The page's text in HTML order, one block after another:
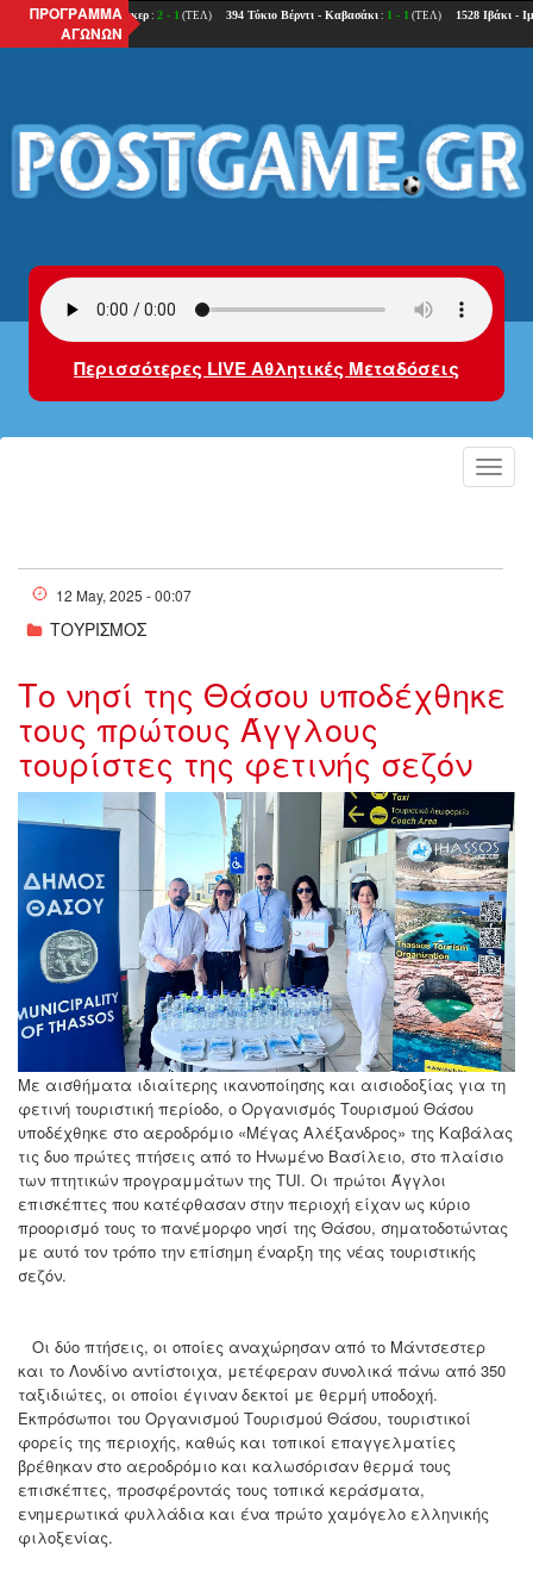
ΠΡΟΓΡΑΜΜΑ
ΑΓΩΝΩΝ
Περισσότερες LIVE Αθλητικές Μεταδόσεις
12 May, 2025 - 00:07
ΤΟΥΡΙΣΜΟΣ
Το νησί της Θάσου υποδέχθηκε
τους πρώτους Άγγλους
τουρίστες της φετινής σεζόν
w05-1043562.jpeg
Με αισθήματα ιδιαίτερης ικανοποίησης και αισιοδοξίας για τη
φετινή τουριστική περίοδο, ο Οργανισμός Τουρισμού Θάσου
υποδέχθηκε στο αεροδρόμιο «Μέγας Αλέξανδρος» της Καβάλας
τις δυο πρώτες πτήσεις από το Ηνωμένο Βασίλειο, στο πλαίσιο
των πτητικών προγραμμάτων της TUI. Οι πρώτοι Άγγλοι
επισκέπτες που κατέφθασαν στην περιοχή είχαν ως κύριο
προορισμό τους το πανέμορφο νησί της Θάσου, σηματοδοτώντας
με αυτό τον τρόπο την επίσημη έναρξη της νέας τουριστικής
σεζόν.
Οι δύο πτήσεις, οι οποίες αναχώρησαν από το Μάντσεστερ
και το Λονδίνο αντίστοιχα, μετέφεραν συνολικά πάνω από 350
ταξιδιώτες, οι οποίοι έγιναν δεκτοί με θερμή υποδοχή.
Εκπρόσωποι του Οργανισμού Τουρισμού Θάσου, τουριστικοί
φορείς της περιοχής, καθώς και τοπικοί επαγγελματίες
βρέθηκαν στο αεροδρόμιο και καλωσόρισαν θερμά τους
επισκέπτες, προσφέροντάς τους τοπικά κεράσματα,
ενημερωτικά φυλλάδια και ένα πρώτο χαμόγελο ελληνικής
φιλοξενίας.